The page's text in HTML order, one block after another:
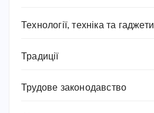
Технології, техніка та гаджети
Традиції
Трудове законодавство